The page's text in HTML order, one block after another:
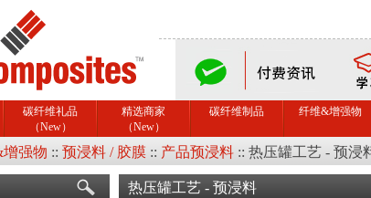
碳纤维礼品
（New）
精选商家
（New）
碳纤维制品 纤维&增强物
强物 :: 预浸料 / 胶膜 :: 产品预浸料 :: 热压罐工艺 - 预浸
热压罐工艺 - 预浸料